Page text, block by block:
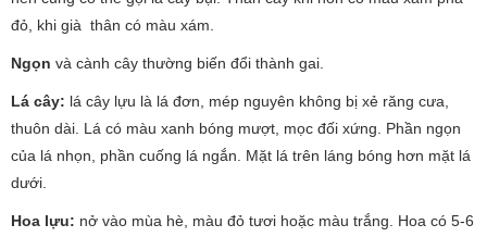
đỏ, khi già thân có màu xám.
Ngọn và cành cây thường biến đổi thành gai.
Lá cây: lá cây lựu là lá đơn, mép nguyên không bị xẻ răng cưa,
thuôn dài. Lá có màu xanh bóng mượt, mọc đối xứng. Phần ngọn
của lá nhọn, phần cuống lá ngắn. Mặt lá trên láng bóng hơn mặt lá
dưới.
Hoa lựu: nở vào mùa hè, màu đỏ tươi hoặc màu trắng. Hoa có 5-6